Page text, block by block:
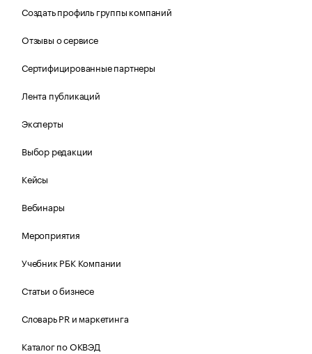
Создать профиль группы компаний
Отзывы о сервисе
Сертифицированные партнеры
Лента публикаций
Эксперты
Выбор редакции
Кейсы
Вебинары
Мероприятия
Учебник РБК Компании
Статьи о бизнесе
Словарь PR и маркетинга
Каталог по ОКВЭД